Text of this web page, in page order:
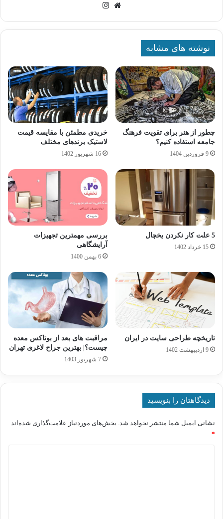
وبسایت
نوشته های مشابه
چطور از هنر برای تقویت فرهنگ
جامعه استفاده کنیم؟
9 فروردین 1404
خریدی مطمئن با مقایسه قیمت
لاستیک برندهای مختلف
16 شهریور 1402
5 علت کار نکردن یخچال
15 خرداد 1402
بررسی مهمترین تجهیزات
آرایشگاهی
6 بهمن 1400
تاریخچه طراحی سایت در ایران
9 اردیبهشت 1402
مراقبت های بعد از بوتاکس معده
چیست؟| بهترین جراح لاغری تهران
7 شهریور 1403
دیدگاهتان را بنویسید
نشانی ایمیل شما منتشر نخواهد شد. بخش‌های موردنیاز علامت‌گذاری شده‌اند
*